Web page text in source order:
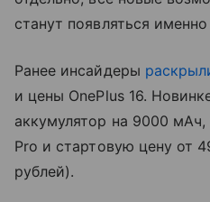
станут появляться
Ранее инсайдеры
и цены OnePlus 16.
аккумулятор на 9000
Pro и стартовую цену от
рублей).